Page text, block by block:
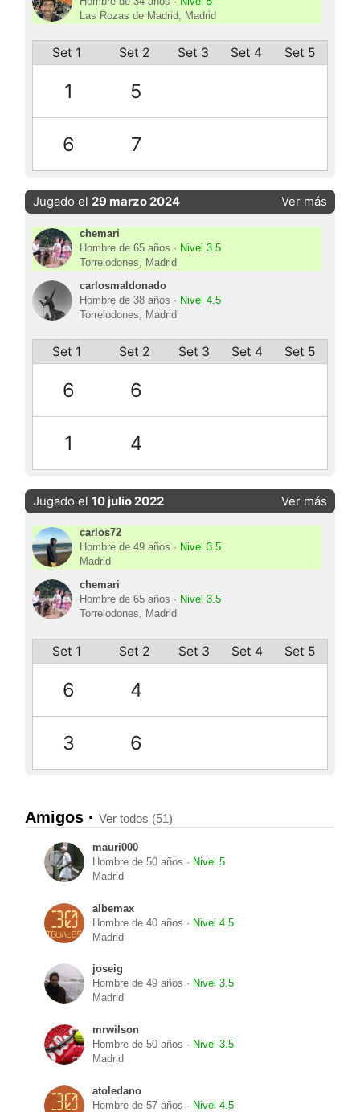
Las Rozas de Madrid, Madrid
Set 1 Set 2 Set 3 Set 4 Set 5
1 5
6 7
Jugado el 29 marzo 2024 Ver más
chemari
Hombre de 65 años · Nivel 3.5
Torrelodones, Madrid
carlosmaldonado
Hombre de 38 años · Nivel 4.5
Torrelodones, Madrid
Set 1 Set 2 Set 3 Set 4 Set 5
6 6
1 4
Jugado el10 julio 2022 Ver más
carlos72
Hombre de 49 años · Nivel 3.5
Madrid
chemari
Hombre de 65 años · Nivel 3.5
Torrelodones, Madrid
Set 1 Set 2 Set 3 Set 4 Set 5
6 4
3 6
Amigos ·Ver todos (51)
mauri000
Hombre de 50 años · Nivel 5
Madrid
albemax
Hombre de 40 años · Nivel 4.5
Madrid
joseig
Hombre de 49 años · Nivel 3.5
Madrid
mrwilson
Hombre de 50 años · Nivel 3.5
Madrid
atoledano
Hombre de 57 años · Nivel 4.5